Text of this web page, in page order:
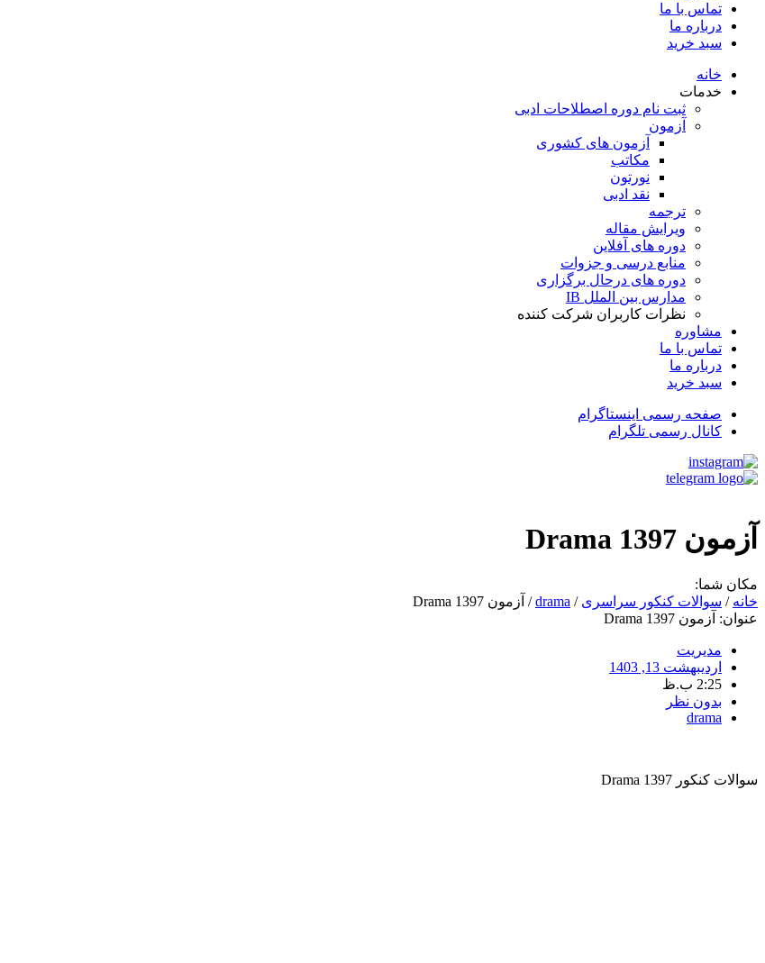
تماس با ما
درباره ما
سبد خرید
خانه
خدمات
ثبت نام دوره اصطلاحات ادبی
آزمون
آزمون های کشوری
مکاتب
نورتون
نقد ادبی
ترجمه
ویرایش مقاله
دوره های آفلاین
منابع درسی و جزوات
دوره های درحال برگزاری
مدارس بین الملل IB
نظرات کاربران شرکت کننده
مشاوره
تماس با ما
درباره ما
سبد خرید
صفحه رسمی اینستاگرام
کانال رسمی تلگرام
آزمون Drama 1397
مکان شما:
خانه / سوالات کنکور سراسری /
drama/ آزمون Drama 1397
عنوان: آزمون Drama 1397
مدیریت
اردیبهشت 13, 1403
2:25 ب.ظ
بدون نظر
drama
سوالات کنکور Drama 1397